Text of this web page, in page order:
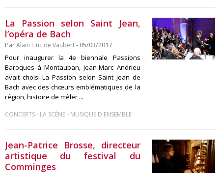
La Passion selon Saint Jean,
l’opéra de Bach
ParAlain Huc de Vaubert- 05/03/2017
Pour inaugurer la 4e biennale Passions
Baroques à Montauban, Jean-Marc Andrieu
avait choisi La Passion selon Saint Jean de
Bach avec des chœurs emblématiques de la
région, histoire de mêler ...
CONCERTS- LA SCÈNE- MUSIQUE D'ENSEMBLE
Jean-Patrice Brosse, directeur
artistique du festival du
Comminges